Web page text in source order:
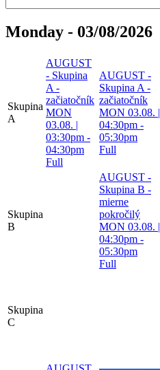
Monday - 03/08/2026
Skupina
A
AUGUST
- Skupina
A -
začiatočník
MON
03.08. |
03:30pm -
04:30pm
Full
AUGUST -
Skupina A -
začiatočník
MON 03.08. |
04:30pm -
05:30pm
Full
Skupina
B
AUGUST -
Skupina B -
mierne
pokročilý
MON 03.08. |
04:30pm -
05:30pm
Full
Skupina
C